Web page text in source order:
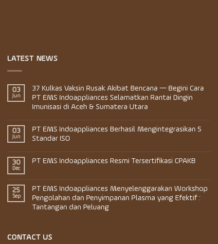
LATEST NEWS
03
Jun
37 Kulkas Vaksin Rusak Akibat Bencana — Begini Cara
PT EMS Indoappliances Selamatkan Rantai Dingin
Imunisasi di Aceh & Sumatera Utara
03
Jun
PT EMS Indoappliances Berhasil Mengintegrasikan 5
Standar ISO
30
Dec
PT EMS Indoappliances Resmi Tersertifikasi CPAKB
25
Sep
PT EMS Indoappliances Menyelenggarakan Workshop
Pengolahan dan Penyimpanan Plasma yang Efektif :
Tantangan dan Peluang
CONTACT US